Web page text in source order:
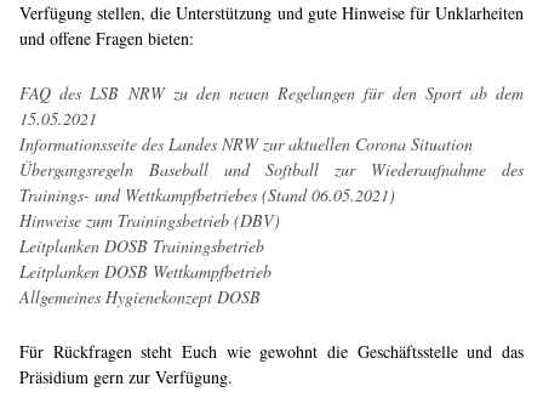
Verfügung stellen, die Unterstützung und gute Hinweise für Unklarheiten
und offene Fragen bieten:
FAQ des LSB NRW zu den neuen Regelungen für den Sport ab dem
15.05.2021
Informationsseite des Landes NRW zur aktuellen Corona Situation
Übergangsregeln Baseball und Softball zur Wiederaufnahme des
Trainings- und Wettkampfbetriebes (Stand 06.05.2021)
Hinweise zum Trainingsbetrieb (DBV)
Leitplanken DOSB Trainingsbetrieb
Leitplanken DOSB Wettkampfbetrieb
Allgemeines Hygienekonzept DOSB
Für Rückfragen steht Euch wie gewohnt die Geschäftsstelle und das
Präsidium gern zur Verfügung.